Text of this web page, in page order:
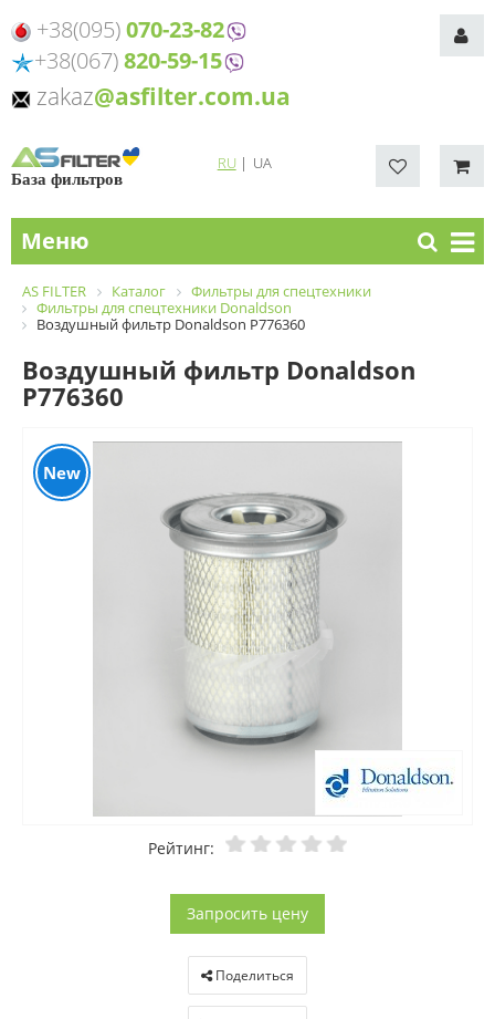
+38(095)070-23-82
+38(067)820-59-15
zakaz@asfilter.com.ua
База фильтров
RU| UA
Меню
AS FILTER Каталог
Фильтры для спецтехники
Фильтры для спецтехники Donaldson
Воздушный фильтр Donaldson P776360
Воздушный фильтр Donaldson
P776360
New
Рейтинг:
Запросить цену
Поделиться